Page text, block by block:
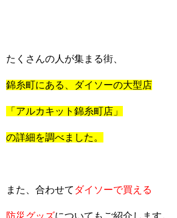
たくさんの人が集まる街、
錦糸町にある、ダイソーの大型店
「アルカキット錦糸町店」
の詳細を調べました。
また、合わせて ダイソーで買える